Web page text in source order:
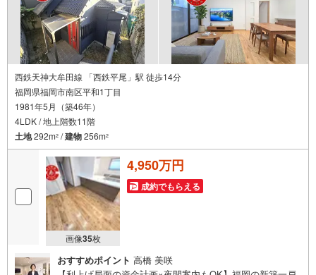
西鉄天神大牟田線 「西鉄平尾」駅 徒歩14分
福岡県福岡市南区平和1丁目
1981年5月（築46年）
4LDK / 地上階数11階
土地292m2 /建物256m2
画像35枚
4,950万円
成約でもらえる
おすすめポイント 高橋 美咲